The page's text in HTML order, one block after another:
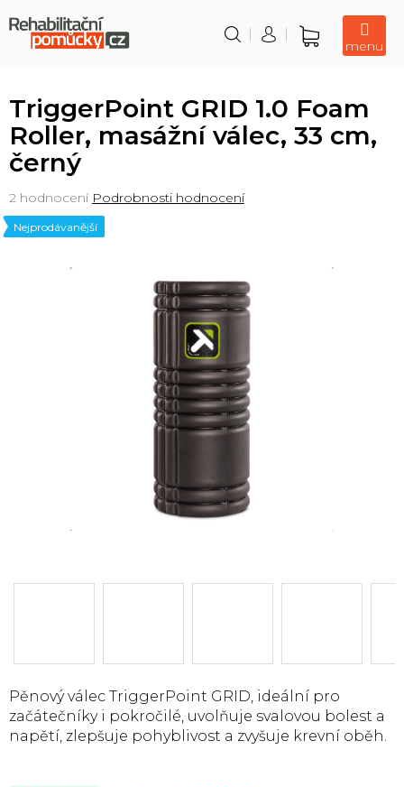
na
obsah
Nákupní
TriggerPoint GRID 1.0 Foam
Roller, masážní válec, 33 cm,
černý
Nejprodávanější
Průměrné
hodnocení
produktu
2 hodnocení Podrobnosti hodnocení
Pěnový válec TriggerPoint GRID, ideální pro
začátečníky i pokročilé, uvolňuje svalovou bolest a
napětí, zlepšuje pohyblivost a zvyšuje krevní oběh.